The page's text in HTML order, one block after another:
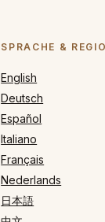
SPRACHE &
English
Deutsch
Español
Italiano
Français
Nederlands
日本語